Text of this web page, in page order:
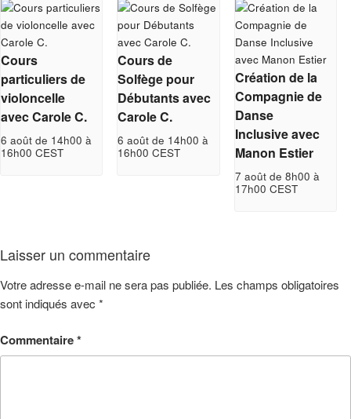
Cours
particuliers de
violoncelle
avec Carole C.
6 août de 14h00 à
16h00 CEST
Cours de
Solfège pour
Débutants avec
Carole C.
6 août de 14h00 à
16h00 CEST
Création de la
Compagnie de
Danse
Inclusive avec
Manon Estier
7 août de 8h00 à
17h00 CEST
Laisser un commentaire
Votre adresse e-mail ne sera pas publiée. Les champs obligatoires
sont indiqués avec *
Commentaire*